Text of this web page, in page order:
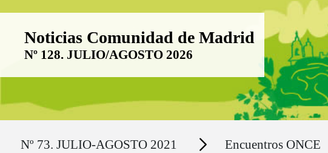
Boletín Noticias Comunidad de Madrid
Noticias Comunidad de Madrid
Nº 128. JULIO/AGOSTO 2026
Nº 73. JULIO-AGOSTO 2021 Secciones Encuentros ONCE